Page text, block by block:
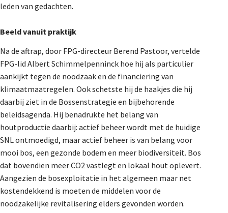
leden van gedachten.
Beeld vanuit praktijk
Na de aftrap, door FPG-directeur Berend Pastoor, vertelde
FPG-lid Albert Schimmelpenninck hoe hij als particulier
aankijkt tegen de noodzaak en de financiering van
klimaatmaatregelen. Ook schetste hij de haakjes die hij
daarbij ziet in de Bossenstrategie en bijbehorende
beleidsagenda. Hij benadrukte het belang van
houtproductie daarbij: actief beheer wordt met de huidige
SNL ontmoedigd, maar actief beheer is van belang voor
mooi bos, een gezonde bodem en meer biodiversiteit. Bos
dat bovendien meer CO2 vastlegt en lokaal hout oplevert.
Aangezien de bosexploitatie in het algemeen maar net
kostendekkend is moeten de middelen voor de
noodzakelijke revitalisering elders gevonden worden.